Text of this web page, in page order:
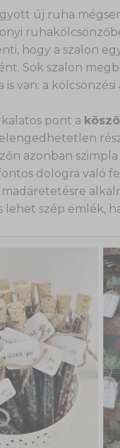
új ruha
hogy a szalon
Sok szalon
is van: a
pont a
azonban
dologra való
lehet szép emlék,